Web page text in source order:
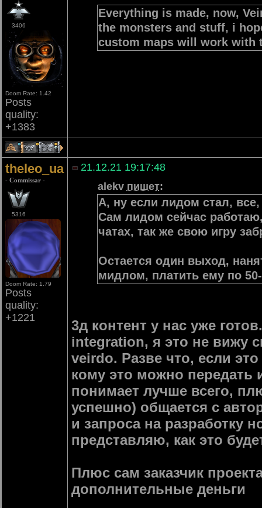
3406
Doom Rate: 1.42
Posts
quality:
+1383
Everything is made, now,
the monsters and stuff, i
custom maps will work with
3 2 1
theleo_ua
- Commissar -
5316
Doom Rate: 1.79
Posts
quality:
+1221
21.12.21 19:17:48
alekv пишет:
А, ну если лидом стал,
Сам лидом сейчас
чатах, так же свою игру
Остается один выход,
мидлом, платить ему по
3д контент у нас уже
integration, я это не вижу
veirdo. Разве что, если
кому это можно передать
понимает лучше всего,
успешно) общается с
и запроса на разработку
представляю, как это
Плюс сам заказчик
дополнительные деньги